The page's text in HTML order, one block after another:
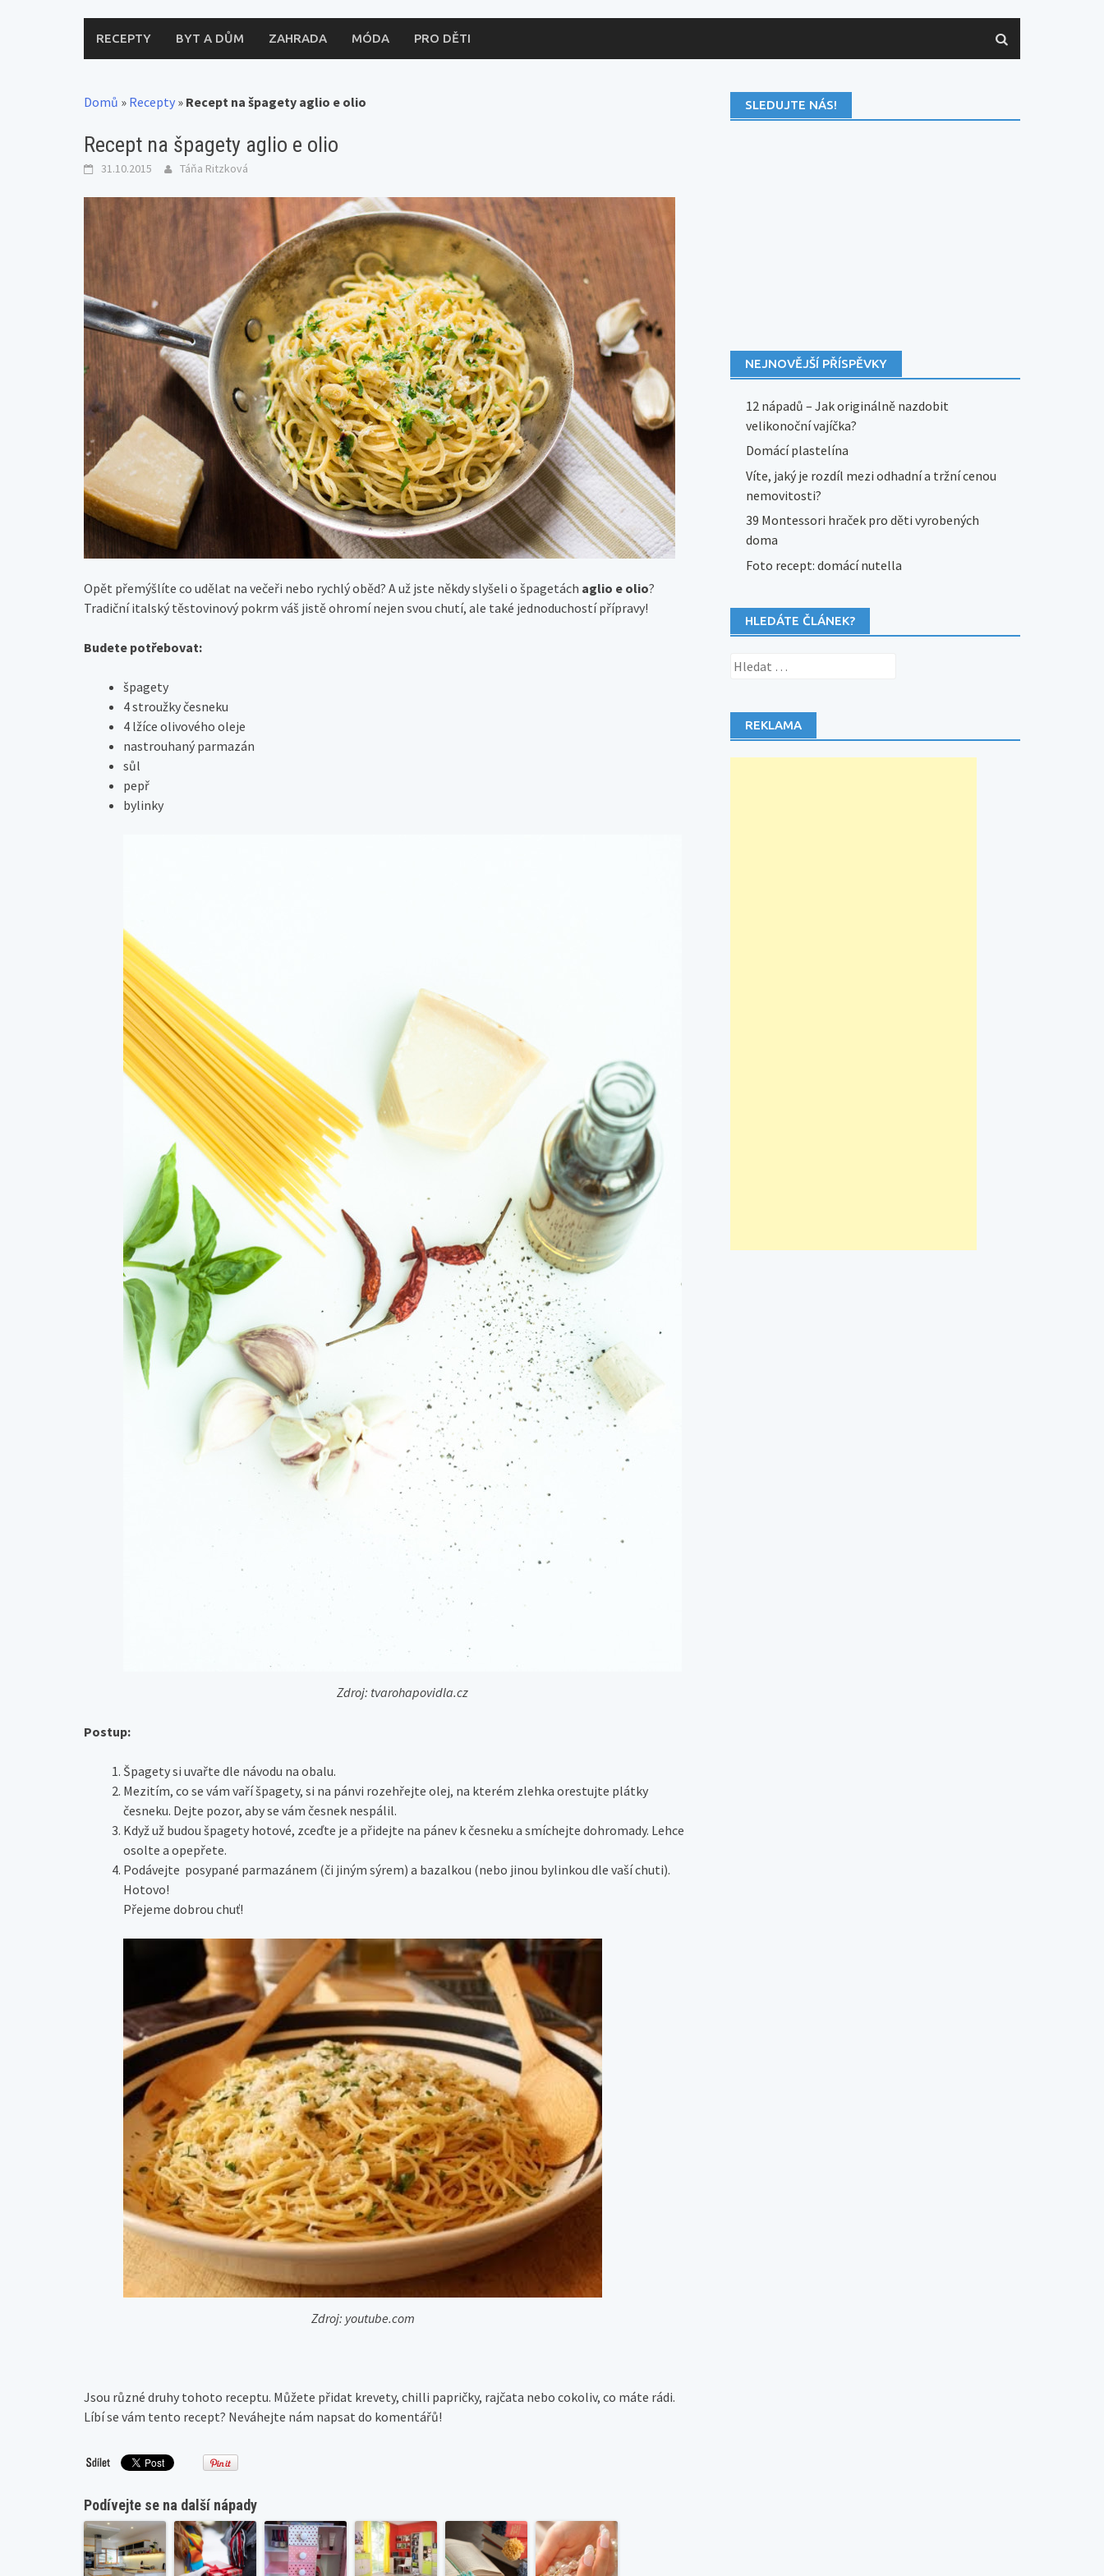
RECEPTY BYT A DŮM ZAHRADA MÓDA PRO DĚTI
Domů » Recepty » Recept na špagety aglio e olio
Recept na špagety aglio e olio
31.10.2015 Táňa Ritzková
Opět přemýšlíte co udělat na večeři nebo rychlý oběd? A už jste někdy slyšeli o špagetách aglio e olio?
Tradiční italský těstovinový pokrm váš jistě ohromí nejen svou chutí, ale také jednoduchostí přípravy!
Budete potřebovat:
špagety
4 stroužky česneku
4 lžíce olivového oleje
nastrouhaný parmazán
sůl
pepř
bylinky
Zdroj: tvarohapovidla.cz
Postup:
Špagety si uvařte dle návodu na obalu.
Mezitím, co se vám vaří špagety, si na pánvi rozehřejte olej, na kterém zlehka orestujte plátky
česneku. Dejte pozor, aby se vám česnek nespálil.
Když už budou špagety hotové, zceďte je a přidejte na pánev k česneku a smíchejte dohromady. Lehce
osolte a opepřete.
Podávejte posypané parmazánem (či jiným sýrem) a bazalkou (nebo jinou bylinkou dle vaší chuti).
Hotovo!
Přejeme dobrou chuť!
Zdroj: youtube.com
Jsou různé druhy tohoto receptu. Můžete přidat krevety, chilli papričky, rajčata nebo cokoliv, co máte rádi.
Líbí se vám tento recept? Neváhejte nám napsat do komentářů!
Podívejte se na další nápady
SLEDUJTE NÁS!
NEJNOVĚJŠÍ PŘÍSPĚVKY
12 nápadů – Jak originálně nazdobit
velikonoční vajíčka?
Domácí plastelína
Víte, jaký je rozdíl mezi odhadní a tržní cenou
nemovitosti?
39 Montessori hraček pro děti vyrobených
doma
Foto recept: domácí nutella
HLEDÁTE ČLÁNEK?
Vyhledávání
REKLAMA